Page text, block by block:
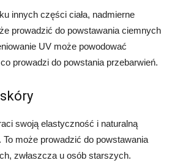
innych części ciała, nadmierne
prowadzić do powstawania ciemnych
UV może powodować
prowadzi do powstania przebarwień.
swoją elastyczność i naturalną
może prowadzić do powstawania
zwłaszcza u osób starszych.